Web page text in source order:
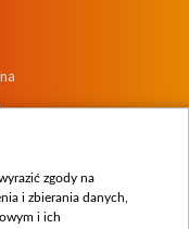
zgody na
i zbierania danych,
i ich